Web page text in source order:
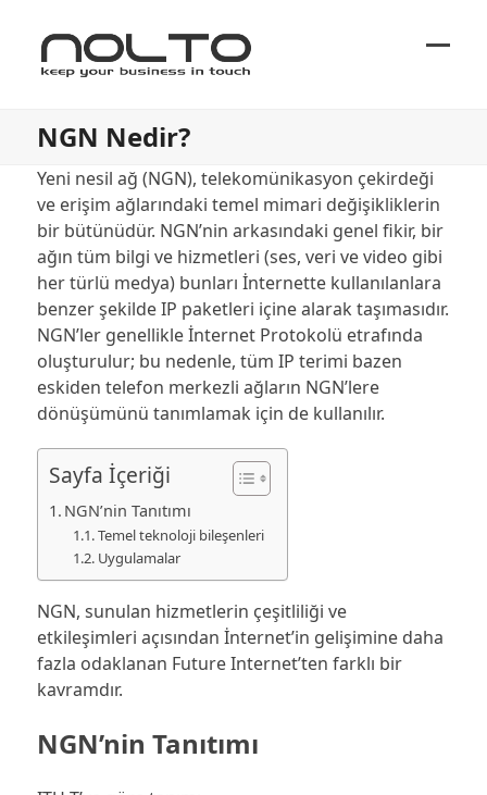
NGN Nedir?
Yeni nesil ağ (NGN), telekomünikasyon çekirdeği
ve erişim ağlarındaki temel mimari değişikliklerin
bir bütünüdür. NGN’nin arkasındaki genel fikir, bir
ağın tüm bilgi ve hizmetleri (ses, veri ve video gibi
her türlü medya) bunları İnternette kullanılanlara
benzer şekilde IP paketleri içine alarak taşımasıdır.
NGN’ler genellikle İnternet Protokolü etrafında
oluşturulur; bu nedenle, tüm IP terimi bazen
eskiden telefon merkezli ağların NGN’lere
dönüşümünü tanımlamak için de kullanılır.
Sayfa İçeriği
NGN’nin Tanıtımı
Temel teknoloji bileşenleri
Uygulamalar
NGN, sunulan hizmetlerin çeşitliliği ve
etkileşimleri açısından İnternet’in gelişimine daha
fazla odaklanan Future Internet’ten farklı bir
kavramdır.
NGN’nin Tanıtımı